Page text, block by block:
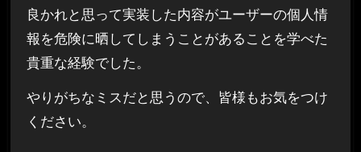
良かれと思って実装した内容がユーザーの個人情
報を危険に晒してしまうことがあることを学べた
貴重な経験でした。
やりがちなミスだと思うので、皆様もお気をつけ
ください。